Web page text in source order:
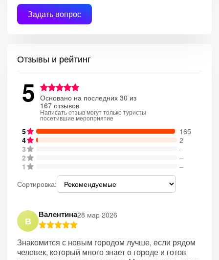
Задать вопрос
Отзывы и рейтинг
5 Основано на последних 30 из
167 отзывов
Написать отзыв могут только туристы
посетившие мероприятие
5
165
4
2
3
–
2
–
1
–
Сортировка:
В
Валентина28 мар 2026
Знакомится с новым городом лучше, если рядом
человек, который много знает о городе и готов